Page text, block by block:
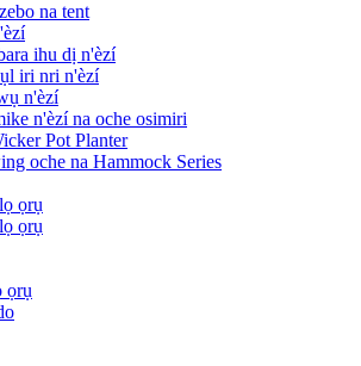
na tent
ihu dị n'èzí
iri nri n'èzí
n'èzí
n'èzí na oche osimiri
Pot Planter
oche na Hammock Series
ọrụ
ọrụ
ọrụ